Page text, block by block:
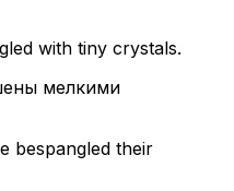
with tiny crystals.
мелкими
bespangled their